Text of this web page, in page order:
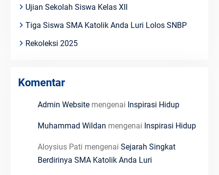
Ujian Sekolah Siswa Kelas XII
Tiga Siswa SMA Katolik Anda Luri Lolos SNBP
Rekoleksi 2025
Komentar
Admin Websitemengenai Inspirasi Hidup
Muhammad Wildan mengenai Inspirasi Hidup
Aloysius Pati mengenai Sejarah Singkat
Berdirinya SMA Katolik Anda Luri